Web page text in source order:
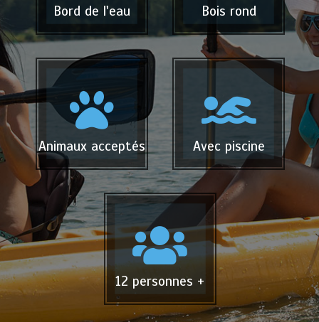
Bord de l'eau Bois rond
Animaux acceptés Avec piscine
12 personnes +